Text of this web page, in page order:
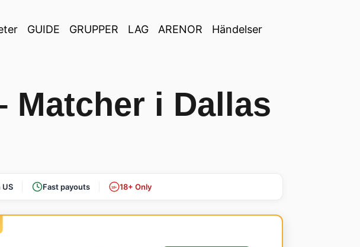
GUIDE GRUPPER LAG ARENOR Händelser
Matcher i Dallas
US Fast payouts 18+ 18+ Only